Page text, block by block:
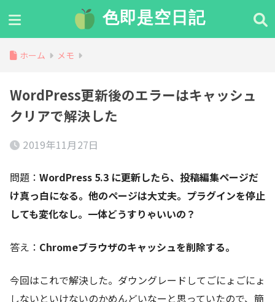
色即是空日記
ホーム メモ
WordPress更新後のエラーはキャッシュ
クリアで解決した
2019年11月27日
問題： WordPress 5.3 に更新したら、投稿編集ページだ
け真っ白になる。他のページは大丈夫。プラグインを停止
しても変化なし。一体どうすりゃいいの？
答え： Chromeブラウザのキャッシュを削除する。
今回はこれで解決した。ダウングレードしてごにょごにょ
しないといけないのかめんどいなーと思っていたので、簡